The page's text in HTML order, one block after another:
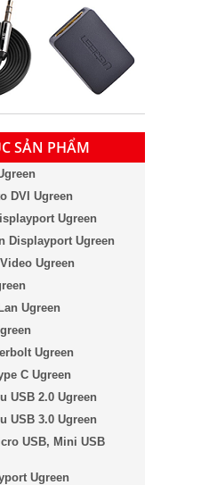
SẢN PHẨM
DVI Ugreen
Ugreen
Displayport Ugreen
Ugreen
Ugreen
Ugreen
C Ugreen
USB 2.0 Ugreen
USB 3.0 Ugreen
USB, Mini USB
Ugreen